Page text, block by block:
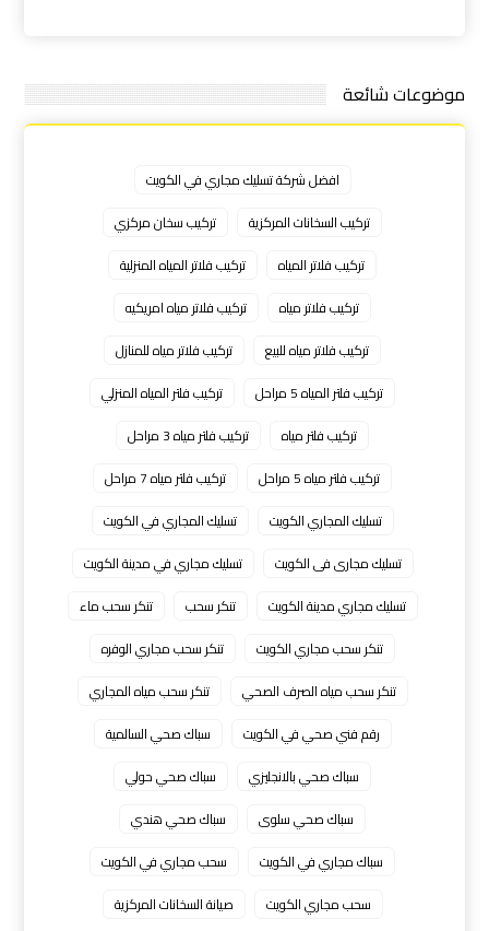
موضوعات شائعة
افضل شركة تسليك مجاري في الكويت
تركيب السخانات المركزية
تركيب سخان مركزي
تركيب فلاتر المياه
تركيب فلاتر المياه المنزلية
تركيب فلاتر مياه
تركيب فلاتر مياه امريكيه
تركيب فلاتر مياه للبيع
تركيب فلاتر مياه للمنازل
تركيب فلتر المياه 5 مراحل
تركيب فلتر المياه المنزلي
تركيب فلتر مياه
تركيب فلتر مياه 3 مراحل
تركيب فلتر مياه 5 مراحل
تركيب فلتر مياه 7 مراحل
تسليك المجاري الكويت
تسليك المجاري في الكويت
تسليك مجارى فى الكويت
تسليك مجاري في مدينة الكويت
تسليك مجاري مدينة الكويت
تنكر سحب
تنكر سحب ماء
تنكر سحب مجاري الكويت
تنكر سحب مجاري الوفره
تنكر سحب مياه الصرف الصحي
تنكر سحب مياه المجاري
رقم فني صحي في الكويت
سباك صحي السالمية
سباك صحي بالانجليزي
سباك صحي حولي
سباك صحي سلوى
سباك صحي هندي
سباك مجاري في الكويت
سحب مجاري في الكويت
سحب مجاري الكويت
صيانة السخانات المركزية